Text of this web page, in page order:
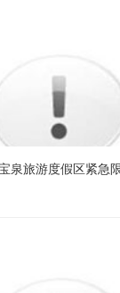
泉旅游度假区紧急